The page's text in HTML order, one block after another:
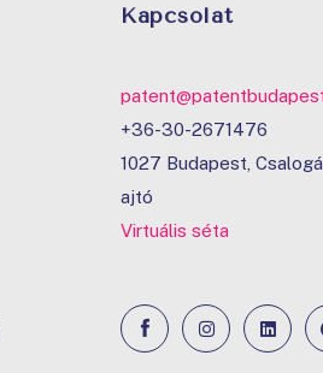
Kapcsolat
+36-30-2671476
1027 Budapest,
ajtó
Virtuális séta